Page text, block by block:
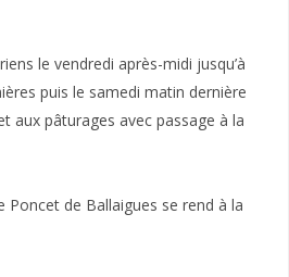
le vendredi après-midi jusqu’à
puis le samedi matin dernière
aux pâturages avec passage à la
Poncet de Ballaigues se rend à la